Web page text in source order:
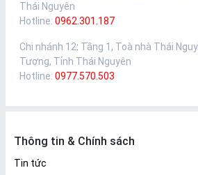
Thái Nguyên
Hotline: 0962.301.187
Chi nhánh 12: Tầng 1, Toà nhà Thái
Tượng, Tỉnh Thái Nguyên
Hotline: 0977.570.503
Thông tin & Chính sách
Tin tức